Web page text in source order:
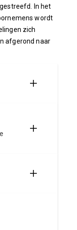
In het
wordt
zich
afgerond naar